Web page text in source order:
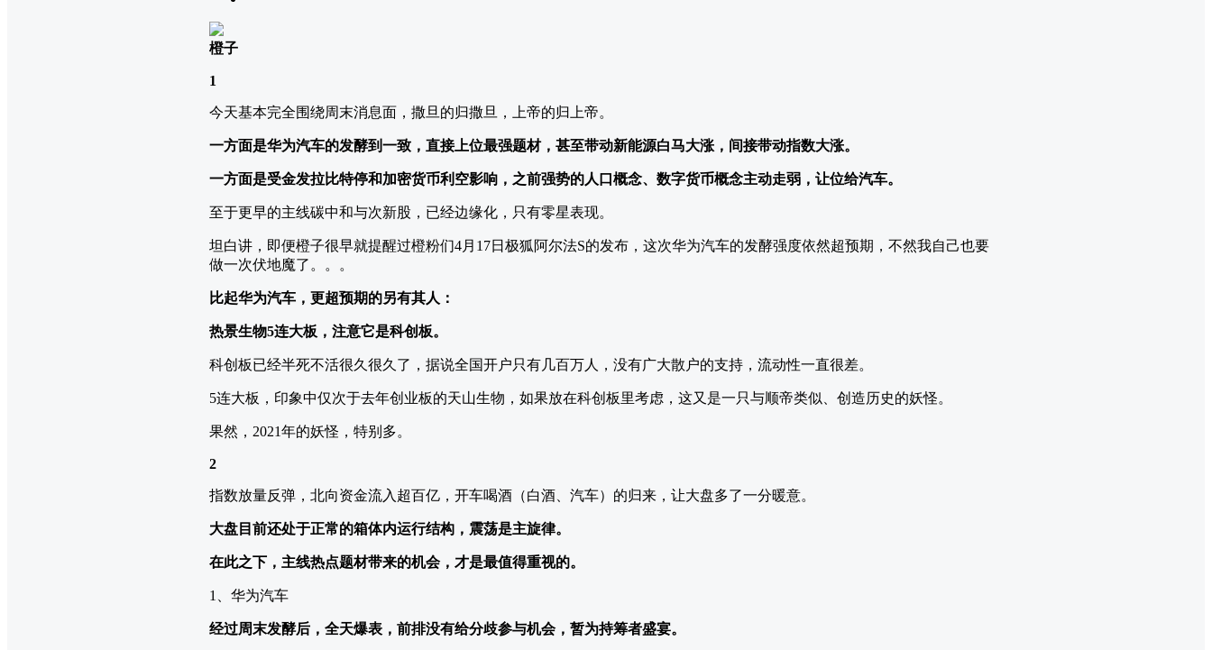
橙子
1
今天基本完全围绕周末消息面，撒旦的归撒旦，上帝的归上帝。
一方面是华为汽车的发酵到一致，直接上位最强题材，甚至带动新能源白马大涨，间接带动指数大涨。
一方面是受金发拉比特停和加密货币利空影响，之前强势的人口概念、数字货币概念主动走弱，让位给汽车。
至于更早的主线碳中和与次新股，已经边缘化，只有零星表现。
坦白讲，即便橙子很早就提醒过橙粉们4月17日极狐阿尔法S的发布，这次华为汽车的发酵强度依然超预期，不然我自己也要
做一次伏地魔了。。。
比起华为汽车，更超预期的另有其人：
热景生物5连大板，注意它是科创板。
科创板已经半死不活很久很久了，据说全国开户只有几百万人，没有广大散户的支持，流动性一直很差。
5连大板，印象中仅次于去年创业板的天山生物，如果放在科创板里考虑，这又是一只与顺帝类似、创造历史的妖怪。
果然，2021年的妖怪，特别多。
2
指数放量反弹，北向资金流入超百亿，开车喝酒（白酒、汽车）的归来，让大盘多了一分暖意。
大盘目前还处于正常的箱体内运行结构，震荡是主旋律。
在此之下，主线热点题材带来的机会，才是最值得重视的。
1、华为汽车
经过周末发酵后，全天爆表，前排没有给分歧参与机会，暂为持筹者盛宴。